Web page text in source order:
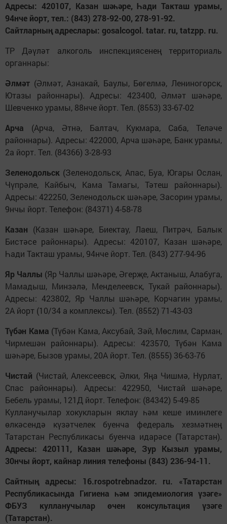
Адресы: 420107, Казан шәһәре, Һади Такташ урамы,
94нче йорт, тел.: (843) 278-92-00, 278-91-92.
Сайтларның адреслары: gosalcogol. tatar. ru, tatzpp. ru.
ТР Дәүләт алкоголь инспекциясенең территориаль
органнары:
Әлмәт (Әлмәт, Азнакай, Баулы, Бөгелмә, Лениногорск,
Ютазы районнары). Адресы: 423400, Әлмәт шәһәре,
Шевченко урамы, 88нче йорт. Тел. (8553) 33-67-02
Арча (Арча, Әтнә, Балтач, Кукмара, Саба, Теләче
районнары). Адресы: 422000, Арча шәһәре, Банк урамы,
2а йорт. Тел. (84366) 3-28-93
Зеленодольск (Зеленодольск, Апас, Буа, Югары Ослан,
Чүпрәле, Кайбыч, Кама Тамагы, Тәтеш районнары).
Адресы: 422250, Зеленодольск шәһәре, Засорин урамы,
9нчы йорт. Телефон: (84371) 4-58-78
Казан (Казан шәһәре, Биектау, Лаеш, Питрәч, Балык
Бистәсе районнары). Адресы: 420107, Казан шәһәре,
Һади Такташ урамы, 94нче йорт. Тел. (843) 277-94-96
Яр Чаллы (Яр Чаллы шәһәре, Әгерҗе, Актаныш, Алабуга,
Мамадыш, Минзәлә, Менделеевск, Тукай районнары).
Адресы: 423802, Яр Чаллы шәһәре, Корчагин урамы,
2А йорт (10/34 а комплексы). Тел. (8552) 71-43-03
Түбән Кама (Түбән Кама, Аксубай, Зәй, Мөслим, Сарман,
Чирмешән районнары). Адресы: 423570, Түбән Кама
шәһәре, Бызов урамы, 20А йорт. Тел. (8555) 36-63-76
Чистай (Чистай, Алексеевск, Әлки, Яңа Чишмә, Нурлат,
Спас районнары). Адресы: 422950, Чистай шәһәре,
Бебель урамы, 121Д йорт. Телефон: (84342) 5-49-85
Кулланучылар хокукларын яклау һәм кеше иминлеге
өлкәсендә күзәтчелек буенча федераль хезмәтнең
Татарстан Республикасы буенча идарәсе (Татарстан).
Адресы: 420111, Казан шәһәре, Зур Кызыл урамы,
30нчы йорт, кайнар линия телефоны (843) 236-94-11.
Сайтның адресы: 16.rospotrebnadzor. ru. «Татарстан
Республикасында Гигиена һәм эпидемиология үзәге»
ФБУЗ кулланучылар өчен консультация үзәге
(Татарстан).